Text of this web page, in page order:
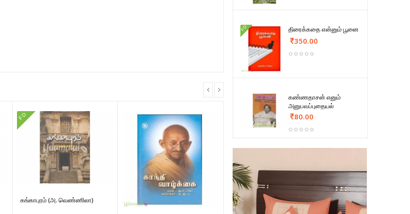
FD
கங்காபுரம் (அ. வெண்ணிலா)
FD திரைக்கதை என்னும் பூனை
350.00
கண்ணதாசன் எனும்
அனுபவப்புதையல்
80.00